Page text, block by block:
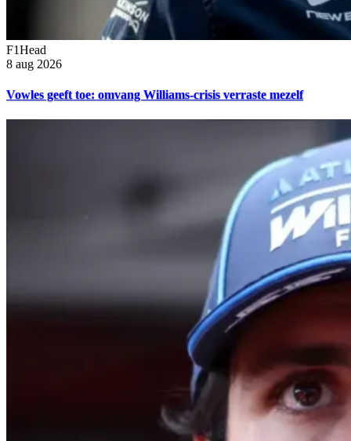
F1Head
8 aug 2026
Vowles geeft toe: omvang Williams-crisis verraste mezelf